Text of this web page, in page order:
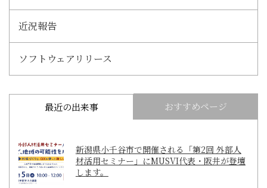
近況報告
ソフトウェアリリース
最近の出来事 おすすめページ
新潟県小千谷市で開催される「第2回 外部人
材活用セミナー」にMUSVI代表・阪井が登壇
します。